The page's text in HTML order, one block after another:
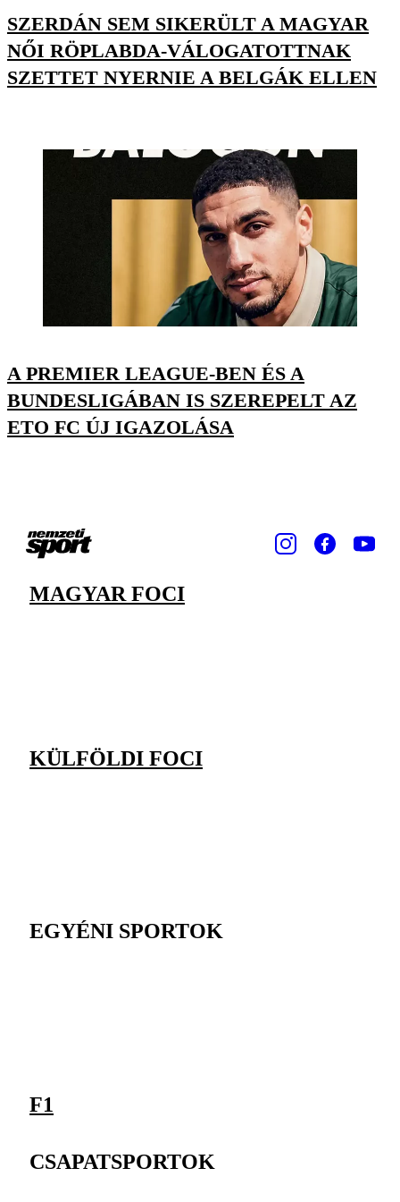
SZERDÁN SEM SIKERÜLT A MAGYAR
NŐI RÖPLABDA-VÁLOGATOTTNAK
SZETTET NYERNIE A BELGÁK ELLEN
A PREMIER LEAGUE-BEN ÉS A
BUNDESLIGÁBAN IS SZEREPELT AZ
ETO FC ÚJ IGAZOLÁSA
MAGYAR FOCI
KÜLFÖLDI FOCI
EGYÉNI SPORTOK
F1
CSAPATSPORTOK